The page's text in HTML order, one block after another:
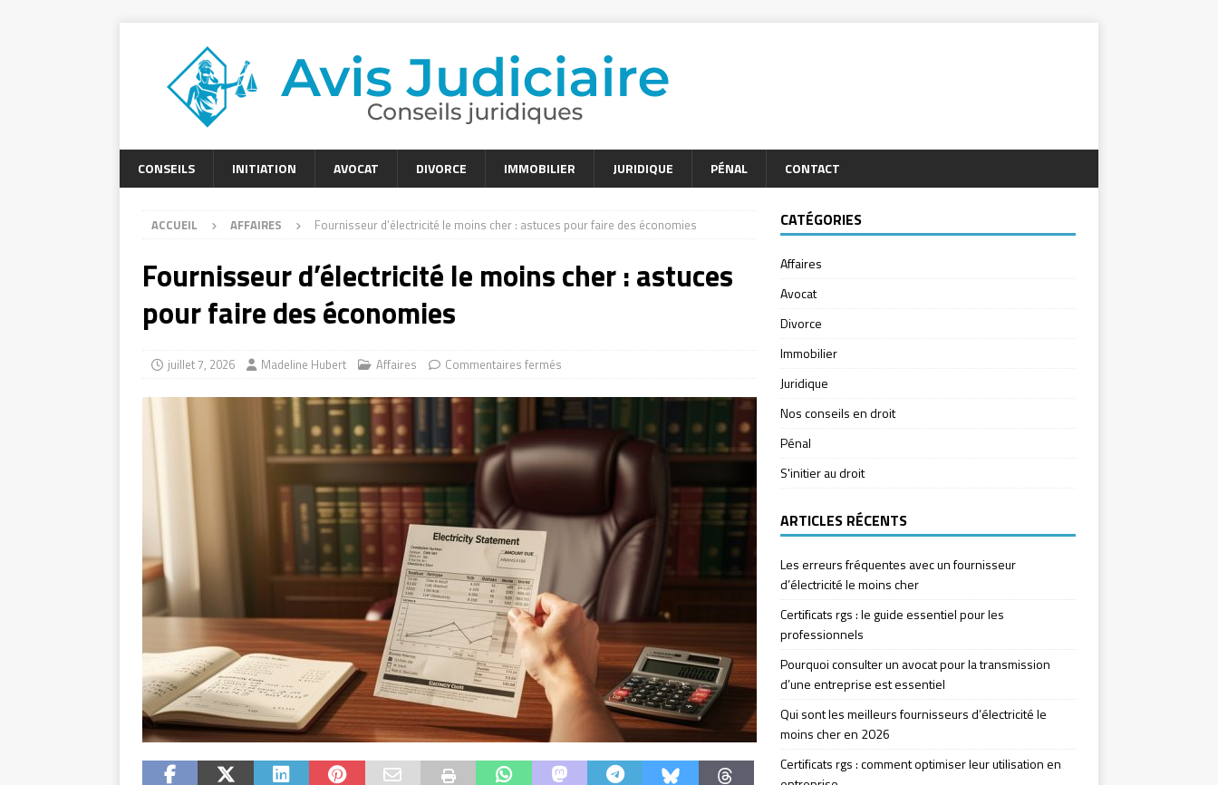
CONSEILS INITIATION AVOCAT DIVORCE IMMOBILIER JURIDIQUE PÉNAL CONTACT
ACCUEIL AFFAIRES Fournisseur d’électricité le moins cher : astuces pour faire des économies
Fournisseur d’électricité le moins cher : astuces
pour faire des économies
juillet 7, 2026 Madeline Hubert Affaires Commentaires fermés
CATÉGORIES
Affaires
Avocat
Divorce
Immobilier
Juridique
Nos conseils en droit
Pénal
S'initier au droit
ARTICLES RÉCENTS
Les erreurs fréquentes avec un fournisseur
d’électricité le moins cher
Certificats rgs : le guide essentiel pour les
professionnels
Pourquoi consulter un avocat pour la transmission
d’une entreprise est essentiel
Qui sont les meilleurs fournisseurs d’électricité le
moins cher en 2026
Certificats rgs : comment optimiser leur utilisation en